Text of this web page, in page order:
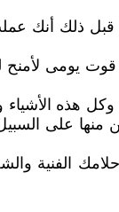
ذلك أنك
يومى لأمنح
وكل هذه
على السبيل
الفنية